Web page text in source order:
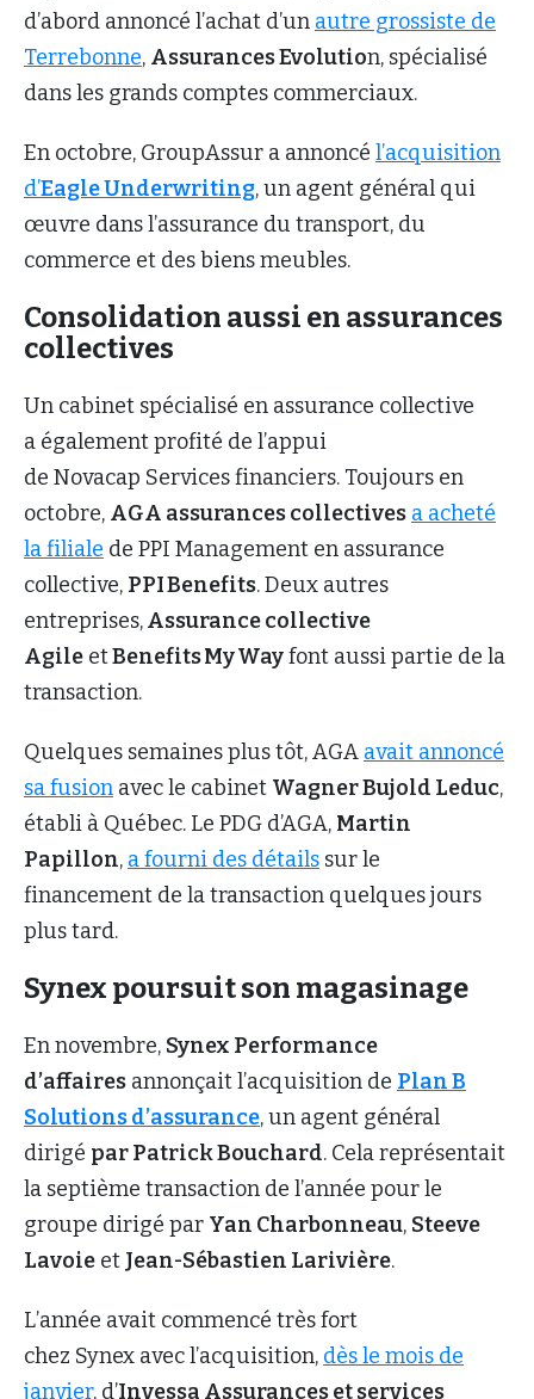
d’abord annoncé l’achat d’un autre grossiste de
Terrebonne, Assurances Evolution, spécialisé
dans les grands comptes commerciaux.
En octobre, GroupAssur a annoncé l’acquisition
d’Eagle Underwriting, un agent général qui
œuvre dans l’assurance du transport, du
commerce et des biens meubles.
Consolidation aussi en assurances
collectives
Un cabinet spécialisé en assurance collective
a également profité de l’appui
de Novacap Services financiers. Toujours en
octobre, AGA assurances collectives a acheté
la filiale de PPI Management en assurance
collective, PPI Benefits. Deux autres
entreprises,Assurance collective
Agile etBenefits My Wayfont aussi partie de la
transaction.
Quelques semaines plus tôt, AGA avait annoncé
sa fusion avec le cabinet Wagner Bujold Leduc,
établi à Québec. Le PDG d’AGA, Martin
Papillon, a fourni des détails sur le
financement de la transaction quelques jours
plus tard.
Synex poursuit son magasinage
En novembre, Synex Performance
d’affaires annonçait l’acquisition de Plan B
Solutions d’assurance, un agent général
dirigé par Patrick Bouchard. Cela représentait
la septième transaction de l’année pour le
groupe dirigé par Yan Charbonneau, Steeve
Lavoie et Jean-Sébastien Larivière.
L’année avait commencé très fort
chez Synex avec l’acquisition, dès le mois de
janvier, d’Invessa Assurances et services